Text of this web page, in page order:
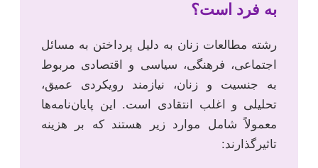
به فرد است؟
رشته مطالعات زنان به دلیل پرداختن به مسائل
اجتماعی، فرهنگی، سیاسی و اقتصادی مربوط
به جنسیت و زنان، نیازمند رویکردی عمیق،
تحلیلی و اغلب انتقادی است. این پایان‌نامه‌ها
معمولاً شامل موارد زیر هستند که بر هزینه
تاثیرگذارند: